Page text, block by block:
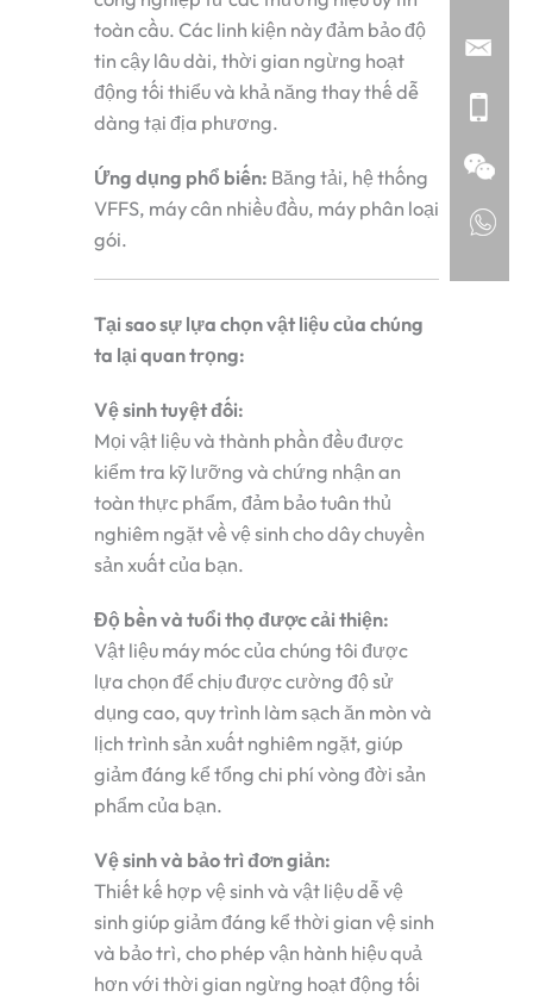
toàn cầu. Các linh kiện này đảm bảo độ
tin cậy lâu dài, thời gian ngừng hoạt
động tối thiểu và khả năng thay thế dễ
dàng tại địa phương.
Ứng dụng phổ biến: Băng tải, hệ thống
VFFS, máy cân nhiều đầu, máy phân loại
gói.
Tại sao sự lựa chọn vật liệu của chúng
ta lại quan trọng:
Vệ sinh tuyệt đối:
Mọi vật liệu và thành phần đều được
kiểm tra kỹ lưỡng và chứng nhận an
toàn thực phẩm, đảm bảo tuân thủ
nghiêm ngặt về vệ sinh cho dây chuyền
sản xuất của bạn.
Độ bền và tuổi thọ được cải thiện:
Vật liệu máy móc của chúng tôi được
lựa chọn để chịu được cường độ sử
dụng cao, quy trình làm sạch ăn mòn và
lịch trình sản xuất nghiêm ngặt, giúp
giảm đáng kể tổng chi phí vòng đời sản
phẩm của bạn.
Vệ sinh và bảo trì đơn giản:
Thiết kế hợp vệ sinh và vật liệu dễ vệ
sinh giúp giảm đáng kể thời gian vệ sinh
và bảo trì, cho phép vận hành hiệu quả
hơn với thời gian ngừng hoạt động tối